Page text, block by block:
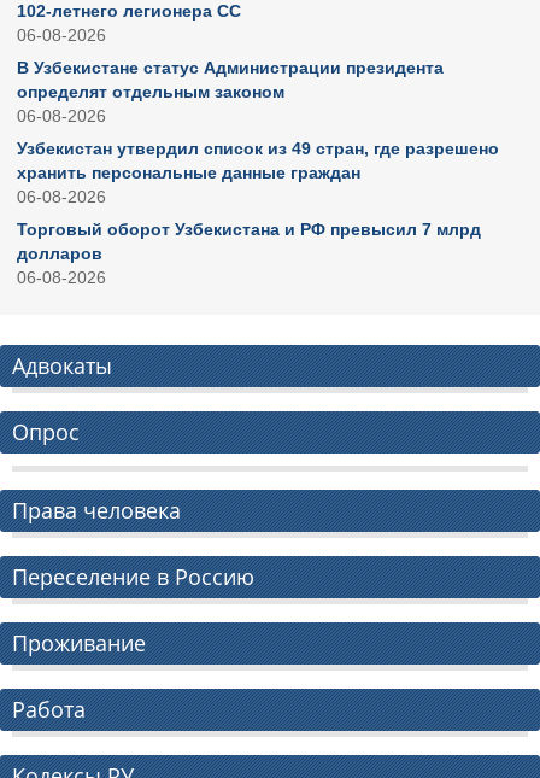
102-летнего легионера СС
06-08-2026
В Узбекистане статус Администрации президента
определят отдельным законом
06-08-2026
Узбекистан утвердил список из 49 стран, где разрешено
хранить персональные данные граждан
06-08-2026
Торговый оборот Узбекистана и РФ превысил 7 млрд
долларов
06-08-2026
Адвокаты
Опрос
Права человека
Переселение в Россию
Проживание
Работа